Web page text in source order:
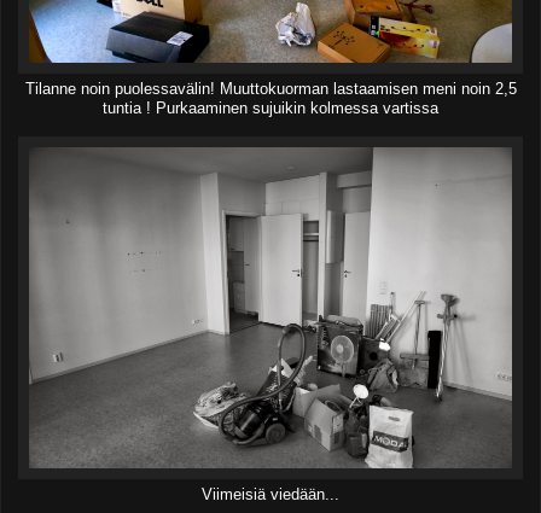
Tilanne noin puolessavälin! Muuttokuorman lastaamisen meni noin 2,5
tuntia ! Purkaaminen sujuikin kolmessa vartissa
Viimeisiä viedään...